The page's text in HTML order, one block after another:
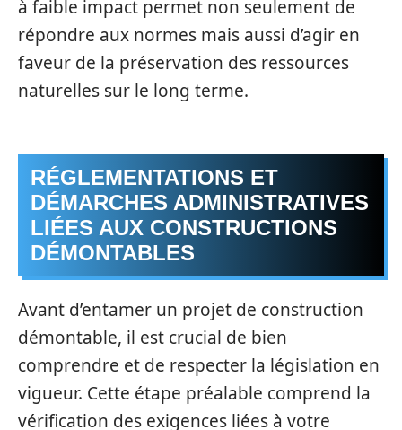
à faible impact permet non seulement de
répondre aux normes mais aussi d’agir en
faveur de la préservation des ressources
naturelles sur le long terme.
RÉGLEMENTATIONS ET
DÉMARCHES ADMINISTRATIVES
LIÉES AUX CONSTRUCTIONS
DÉMONTABLES
Avant d’entamer un projet de construction
démontable, il est crucial de bien
comprendre et de respecter la législation en
vigueur. Cette étape préalable comprend la
vérification des exigences liées à votre